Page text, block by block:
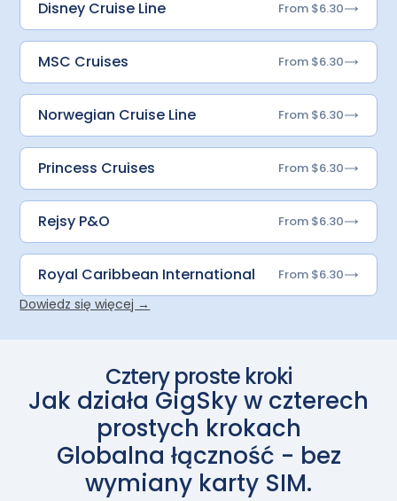
Disney Cruise Line From $6.30
MSC Cruises From $6.30
Norwegian Cruise Line From $6.30
Princess Cruises From $6.30
Rejsy P&O From $6.30
Royal Caribbean International From $6.30
Dowiedz się więcej →
Cztery proste kroki
Jak działa GigSky w czterech
prostych krokach
Globalna łączność - bez
wymiany karty SIM.